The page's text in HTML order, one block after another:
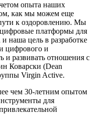
опыта наших
как мы можем еще
к оздоровлению. Мы
платформы для
наша цель в разработке
цифрового и
и развивать отношения с
Коварски (Dean
Virgin Active.
чем 30-летним опытом
для